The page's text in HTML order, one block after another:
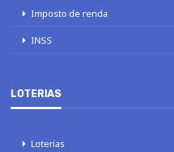
Imposto de renda
INSS
LOTERIAS
Loterias